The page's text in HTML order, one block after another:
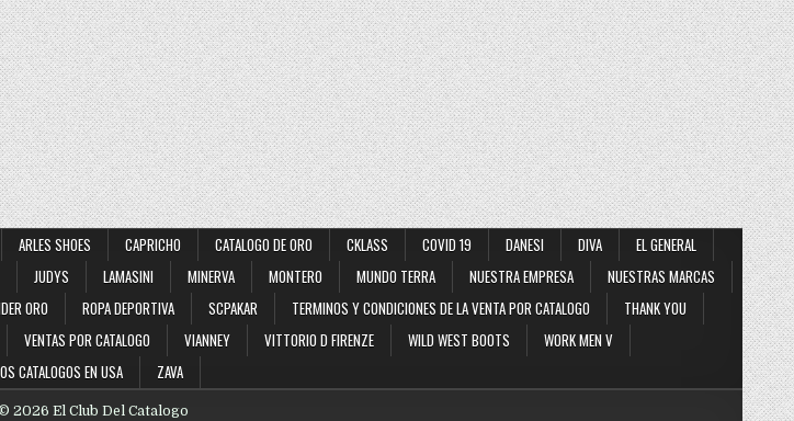
ARLES SHOES CAPRICHO CATALOGO DE ORO CKLASS COVID 19 DANESI DIVA
EL GENERAL
JUDYS LAMASINI MINERVA MONTERO MUNDO TERRA NUESTRA EMPRESA
NUESTRAS MARCAS
ORO ROPA DEPORTIVA SCPAKAR TERMINOS Y CONDICIONES DE LA VENTA POR CATALOGO
THANK YOU
VENTAS POR CATALOGO VIANNEY VITTORIO D FIRENZE WILD WEST BOOTS
WORK MEN V
CATALOGOS EN USA
ZAVA
2026 El Club Del Catalogo